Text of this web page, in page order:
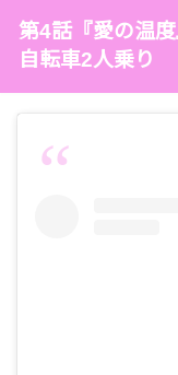
第4話『愛の温
自転車2人乗り